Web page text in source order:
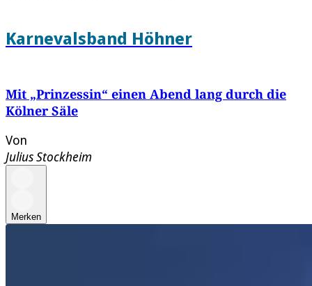
Karnevalsband Höhner
Mit „Prinzessin“ einen Abend lang durch die
Kölner Säle
Von
Julius Stockheim
Merken